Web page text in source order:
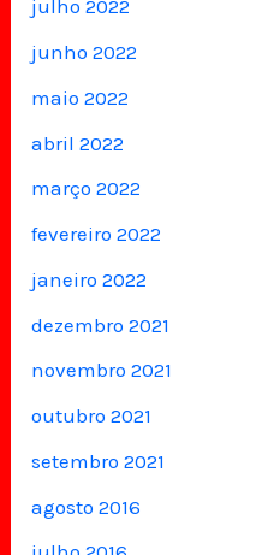
julho 2022
junho 2022
maio 2022
abril 2022
março 2022
fevereiro 2022
janeiro 2022
dezembro 2021
novembro 2021
outubro 2021
setembro 2021
agosto 2016